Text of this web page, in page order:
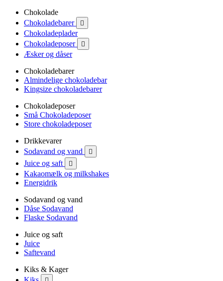
Chokolade
Chokoladebarer

Chokoladeplader
Chokoladeposer

Æsker og dåser
Chokoladebarer
Almindelige chokoladebar
Kingsize chokoladebarer
Chokoladeposer
Små Chokoladeposer
Store chokoladeposer
Drikkevarer
Sodavand og vand

Juice og saft 
Kakaomælk og milkshakes
Energidrik
Sodavand og vand
Dåse Sodavand
Flaske Sodavand
Juice og saft
Juice
Saftevand
Kiks & Kager